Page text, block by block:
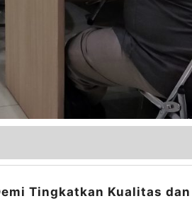
Tingkatkan Kualitas